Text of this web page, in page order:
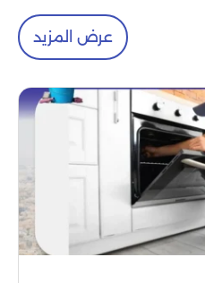
عرض المزيد